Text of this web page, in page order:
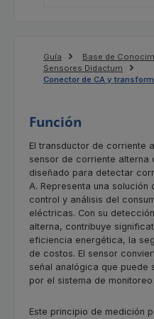
Guía
Base de
Sensores Didactum
Conector de CA y
Función
El transductor de corriente
sensor de corriente
diseñado para detectar
A. Representa una
control y análisis del
eléctricas. Con su
alterna, contribuye
eficiencia energética, la
de costos. El sensor
señal analógica que
por el sistema de monitoreo
Este principio de medición